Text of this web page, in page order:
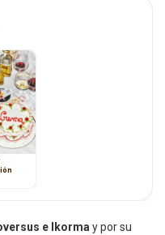
e Ikormay por su